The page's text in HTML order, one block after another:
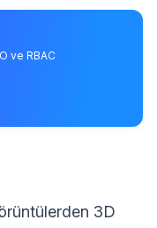
ve RBAC
3D